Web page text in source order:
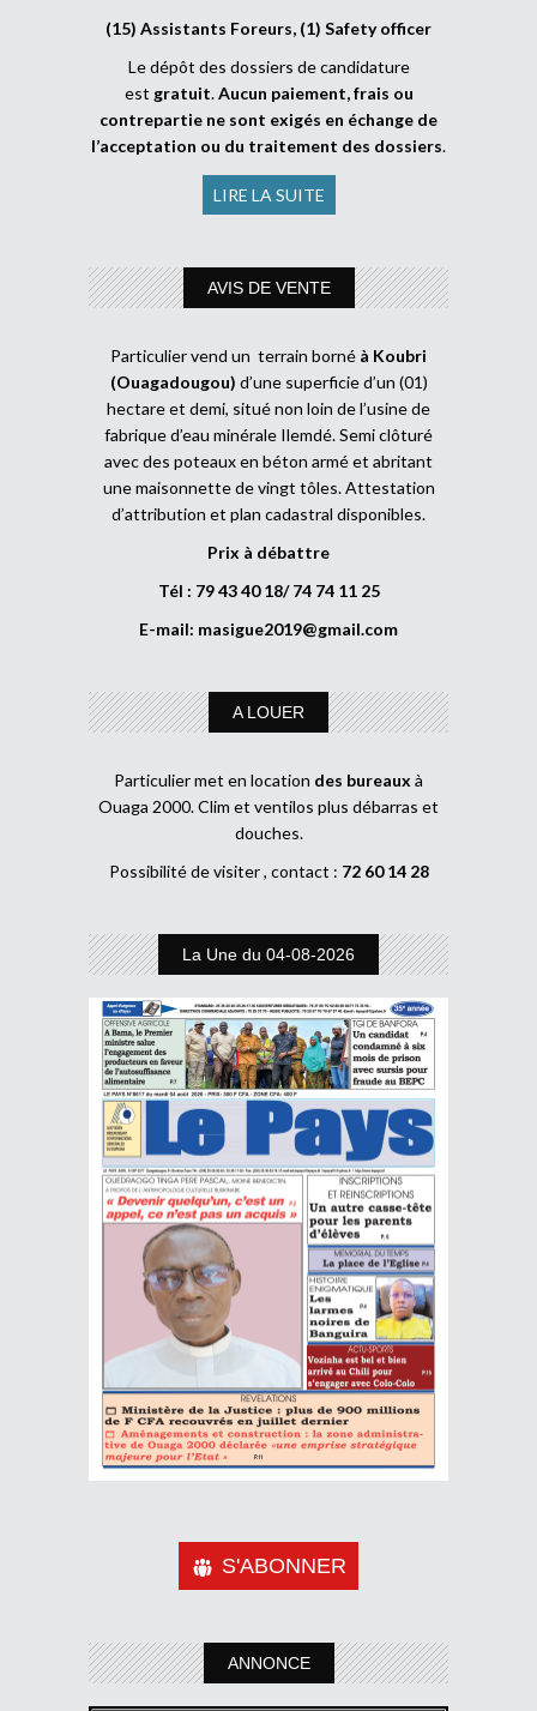
(15) Assistants Foreurs, (1) Safety officer
Le dépôt des dossiers de candidature
est gratuit.Aucun paiement, frais ou
contrepartie ne sont exigés en échange de
l’acceptation ou du traitement des dossiers.
LIRE LA SUITE
AVIS DE VENTE
Particulier vend un terrain borné à Koubri
(Ouagadougou) d’une superficie d’un (01)
hectare et demi, situé non loin de l’usine de
fabrique d’eau minérale Ilemdé. Semi clôturé
avec des poteaux en béton armé et abritant
une maisonnette de vingt tôles. Attestation
d’attribution et plan cadastral disponibles.
Prix à débattre
Tél : 79 43 40 18/ 74 74 11 25
E-mail: masigue2019@gmail.com
A LOUER
Particulier met en location des bureaux à
Ouaga 2000. Clim et ventilos plus débarras et
douches.
Possibilité de visiter , contact : 72 60 14 28
La Une du 04-08-2026
S'ABONNER
ANNONCE